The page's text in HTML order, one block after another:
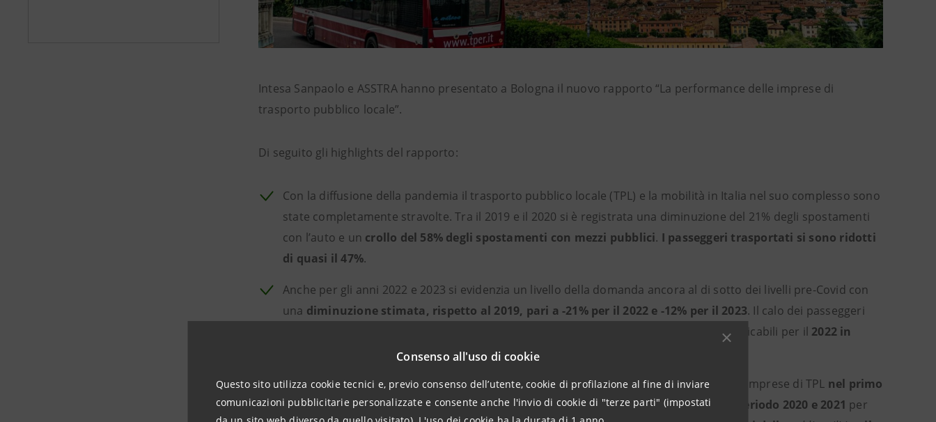
Consenso all'uso di cookie
Questo sito utilizza cookie tecnici e, previo consenso dell’utente, cookie di profilazione al fine di inviare
comunicazioni pubblicitarie personalizzate e consente anche l'invio di cookie di "terze parti" (impostati
Intesa Sanpaolo e ASSTRA hanno presentato a Bologna il nuovo rapporto “La performance delle imprese di
trasporto pubblico locale”.
Di seguito gli highlights del rapporto:
Con la diffusione della pandemia il trasporto pubblico locale (TPL) e la mobilità in Italia nel suo complesso sono
state completamente stravolte. Tra il 2019 e il 2020 si è registrata una diminuzione del 21% degli spostamenti
con l’auto e un crollo del 58% degli spostamenti con mezzi pubblici. I passeggeri trasportati si sono ridotti
di quasi il 47%.
Anche per gli anni 2022 e 2023 si evidenzia un livello della domanda ancora al di sotto dei livelli pre-Covid con
una diminuzione stimata, rispetto al 2019, pari a -21% per il 2022 e -12% per il 2023. Il calo dei passeggeri
quantificabili per il 2022 in
non inferiore a €1 miliardo.
L’incremento esponenziale dei costi per l’energia di trazioneha determinato per le imprese di TPL nel primo
quadrimestre 2022 una spesa di circa €220 milioni superiore rispetto allo stesso periodo 2020 e 2021 per